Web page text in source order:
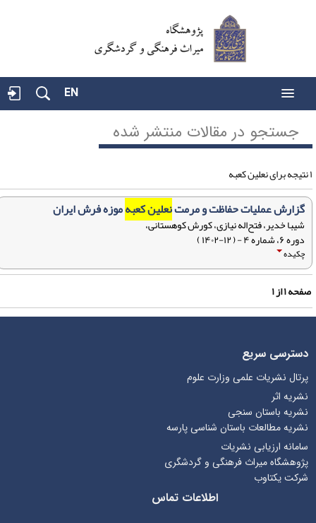
EN
جستجو در مقالات منتشر شده
گزارش عملیات حفاظت و مرمتنعلین کعبهموزه فرش ایران
شیبا خدیر، فتح‌اله نیازی، کورش کوهستانی،
دوره ۶، شماره ۴ - ( ۱۲-۱۴۰۲ )
چکیده
۱از۱
دسترسی سریع
پرتال نشریات علمی وزارت علوم
نشریه اثر
نشریه باستان سنجی
نشریه مطالعات باستان شناسی پارسه
سامانه ارزیابی نشریات
پژوهشگاه میراث فرهنگی و گردشگری
شرکت یکتاوب
اطلاعات تماس